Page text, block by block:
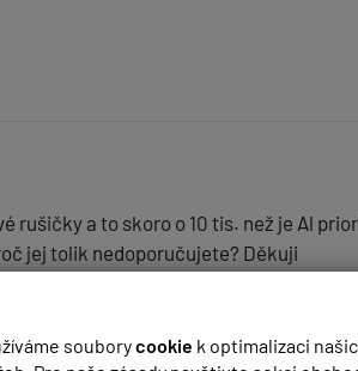
souborycookie k optimalizaci
rušičky a to skoro o 10 tis. než je Al
jej tolik nedoporučujete? Děkuji